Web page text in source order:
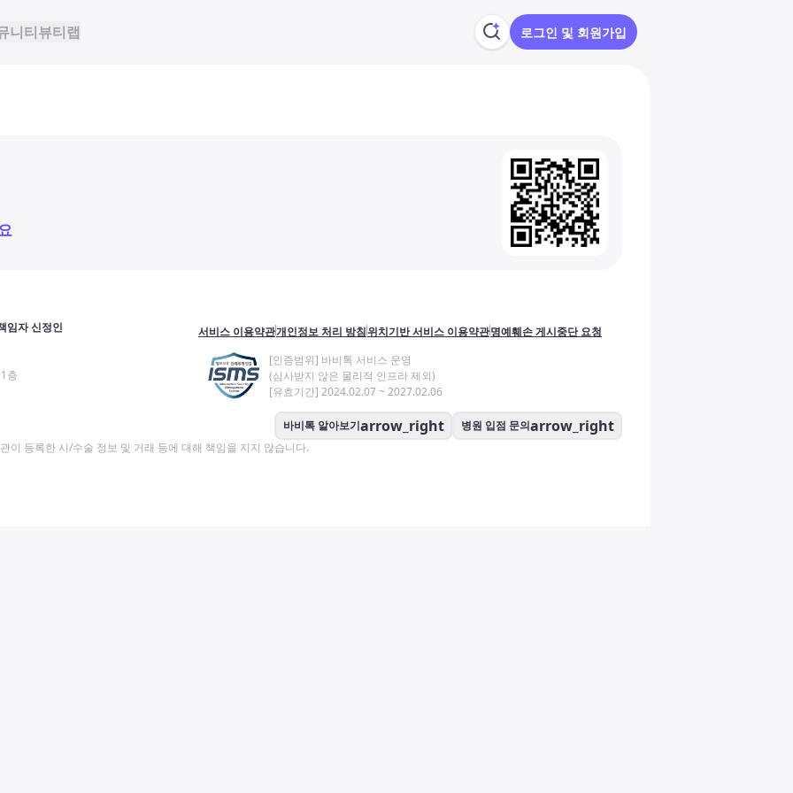
니티뷰티랩 로그인 및 회원가입
임자 신정인
층
서비스 이용약관개인정보 처리 방침위치기반 서비스 이용약관명예훼손 게시중단 요청
[인증범위] 바비톡 서비스 운영
(심사받지 않은 물리적 인프라 제외)
[유효기간] 2024.02.07 ~ 2027.02.06
바비톡 알아보기arrow_right 병원 입점 문의arrow_right
이 등록한 시/수술 정보 및 거래 등에 대해 책임을 지지 않습니다.